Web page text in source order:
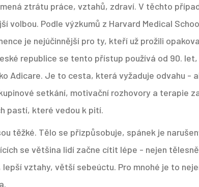
ztrátu práce, vztahů, zdraví. V těchto
volbou. Podle výzkumů z Harvard Medical
je nejúčinnější pro ty, kteří už prožili
republice se tento přístup používá od 90.
Adicare. Je to cesta, která vyžaduje odvahu -
setkání, motivační rozhovory a terapie
pastí, které vedou k pití.
těžké. Tělo se přizpůsobuje, spánek je
se většina lidí začne cítit lépe - nejen
lepší vztahy, větší sebeúctu. Pro mnohé je to